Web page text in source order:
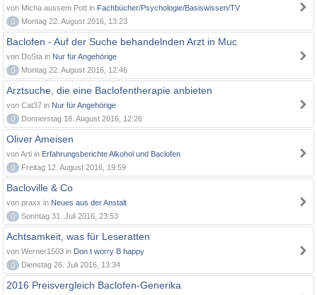
von Micha aussem Pott in Fachbücher/Psychologie/Basiswissen/TV
0
Montag 22. August 2016, 13:23
Baclofen - Auf der Suche behandelnden Arzt in Muc
von DoSta in Nur für Angehörige
0
Montag 22. August 2016, 12:46
Arztsuche, die eine Baclofentherapie anbieten
von Cat37 in Nur für Angehörige
0
Donnerstag 18. August 2016, 12:26
Oliver Ameisen
von Arti in Erfahrungsberichte Alkohol und Baclofen
0
Freitag 12. August 2016, 19:59
Bacloville & Co
von praxx in Neues aus der Anstalt
0
Sonntag 31. Juli 2016, 23:53
Achtsamkeit, was für Leseratten
von Werner1503 in Don t worry B happy
0
Dienstag 26. Juli 2016, 13:34
2016 Preisvergleich Baclofen-Generika